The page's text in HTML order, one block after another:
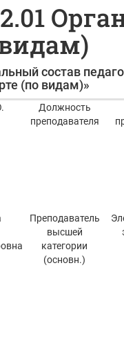
состав
(по видам)»
Должность
преподавателя
Преподаватель
высшей
категории
(основн.)